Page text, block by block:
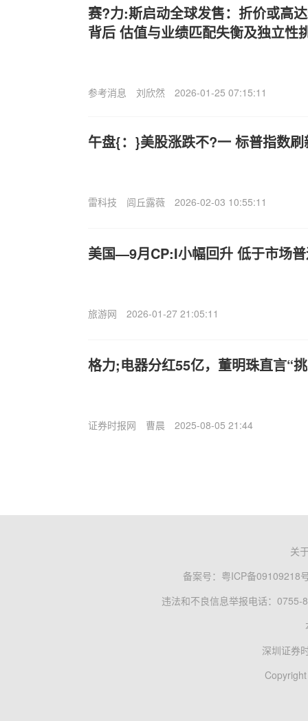
赛?力:斯启动全球发售：折价或高
背后 估值与业绩匹配失衡及独立性
参考消息 刘欣然 2026-01-25 07:15:11
午盘{：}美股涨跌不?一 标普指数
雷科技 闾丘露薇 2026-02-03 10:55:11
美国—9月CP:I小幅回升 低于市场
旅游网 2026-01-27 21:05:11
格力;电器分红55亿，董明珠直言“
证券时报网 曹晨 2025-08-05 21:44
关
备案号： 粤ICP备09109218
违法和不良信息举报电话：0755-
深圳证券